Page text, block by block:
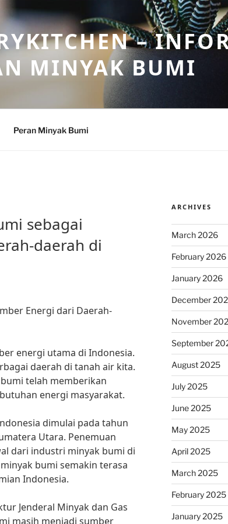
–
MINYAK BUMI
Peran Minyak Bumi
sebagai
daerah di
Energi dari Daerah-
energi utama di Indonesia.
daerah di tanah air kita.
telah memberikan
energi masyarakat.
dimulai pada tahun
Utara. Penemuan
dari industri minyak bumi di
bumi semakin terasa
Indonesia.
Jenderal Minyak dan Gas
masih menjadi sumber
ARCHIVES
March 2026
February 2026
January 2026
December
November
September
August 2025
July 2025
June 2025
May 2025
April 2025
March 2025
February 2025
January 2025